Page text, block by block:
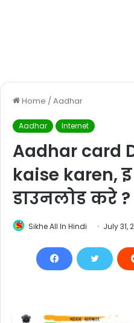
Home /Aadhar
Aadhar Internet
Aadhar card
kaise karen,
डाउनलोड करे ?
Sikhe All In Hindi July 31,